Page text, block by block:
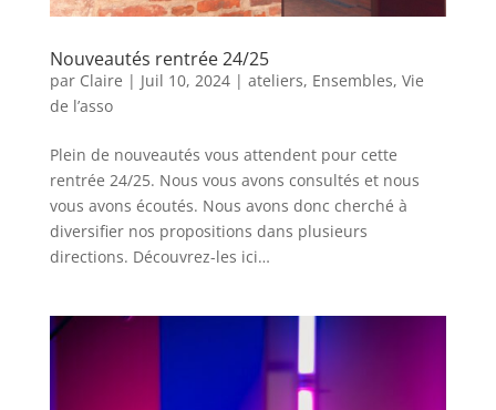
Nouveautés rentrée 24/25
par Claire | Juil 10, 2024| ateliers, Ensembles, Vie
de l’asso
Plein de nouveautés vous attendent pour cette
rentrée 24/25. Nous vous avons consultés et nous
vous avons écoutés. Nous avons donc cherché à
diversifier nos propositions dans plusieurs
directions. Découvrez-les ici…